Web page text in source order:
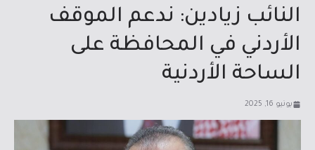
النائب زيادين: ندعم الموقف
الأردني في المحافظة على
الساحة الأردنية
يونيو 16, 2025